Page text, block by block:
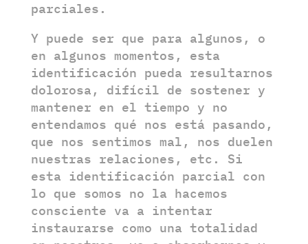
parciales.
Y puede ser que para algunos, o
en algunos momentos, esta
identificación pueda resultarnos
dolorosa, difícil de sostener y
mantener en el tiempo y no
entendamos qué nos está pasando,
que nos sentimos mal, nos duelen
nuestras relaciones, etc. Si
esta identificación parcial con
lo que somos no la hacemos
consciente va a intentar
instaurarse como una totalidad